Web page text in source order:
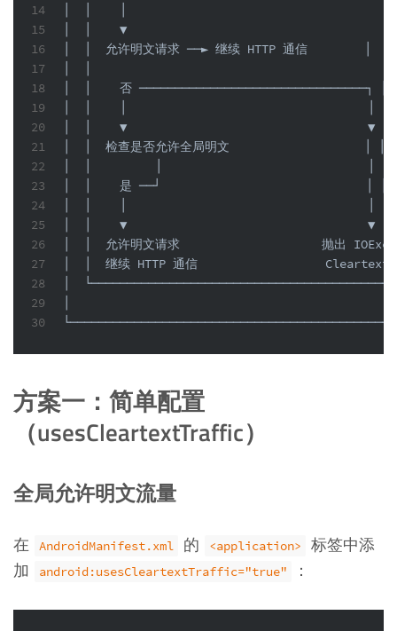
14
15
16
17
18
19
20
21
22
23
24
25
26
27
28
29
30
│  │    ▼
│  │  允许明文请求 ──► 继续 HTTP 通信
│  │    否
│  │    ▼                                  ▼
│  │  检查是否允许全局明文
│  │    是 ──┘                             │
│  │    ▼                                  ▼
│  │  允许明文请求                    抛出
│  │  继续 HTTP 通信                  Cleartext
│
方案一：简单配置
（usesCleartextTraffic）
全局允许明文流量
在 AndroidManifest.xml 的 <application>
标签中添
加
android:usesCleartextTraffic="true" ：